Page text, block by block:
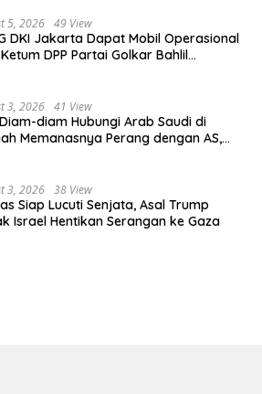
5, 2026 49 View
DKI Jakarta Dapat Mobil Operasional
DPP Partai Golkar Bahlil
3, 2026 41 View
diam Hubungi Arab Saudi di
Memanasnya Perang dengan AS,
3, 2026 38 View
Siap Lucuti Senjata, Asal Trump
Israel Hentikan Serangan ke Gaza